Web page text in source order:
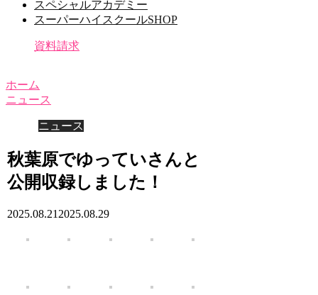
スペシャルアカデミー
スーパーハイスクールSHOP
資料請求
ホーム
ニュース
ニュース
秋葉原でゆっていさんと
公開収録しました！
2025.08.21 2025.08.29